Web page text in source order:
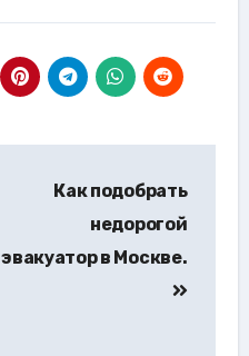
Как подобрать
недорогой
эвакуатор в Москве.